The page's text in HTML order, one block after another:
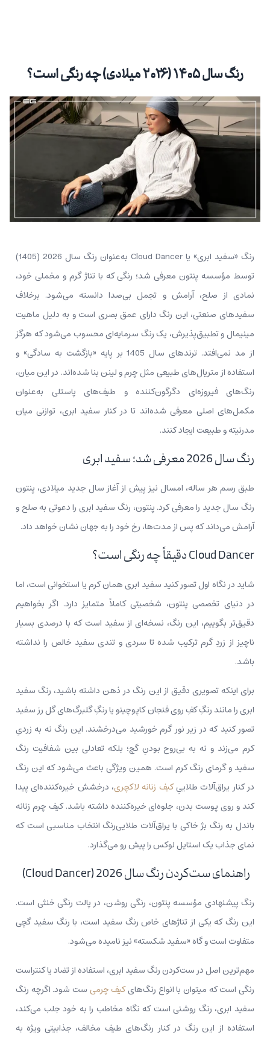
رنگ سال ۱۴۰۵ (۲۰۲۶ میلادی) چه رنگی است؟
رنگ «سفید ابری» یا Cloud Dancer به‌عنوان رنگ سال 2026 (1405)
توسط مؤسسه پنتون معرفی شد؛ رنگی که با تناژ گرم و مخملی خود،
نمادی از صلح، آرامش و تجمل بی‌صدا دانسته می‌شود. برخلاف
سفیدهای صنعتی، این رنگ دارای عمق بصری است و به دلیل ماهیت
مینیمال و تطبیق‌پذیرش، یک رنگ سرمایه‌ای محسوب می‌شود که هرگز
از مد نمی‌افتد. ترندهای سال 1405 بر پایه «بازگشت به‌ سادگی» و
استفاده از متریال‌های طبیعی مثل چرم و لینن بنا شده‌اند. در این میان،
رنگ‌های فیروزه‌ای دگرگون‌کننده و طیف‌های پاستلی به‌عنوان
مکمل‌های اصلی معرفی شده‌اند تا در کنار سفید ابری، توازنی میان
مدرنیته و طبیعت ایجاد کنند.
رنگ سال 2026 معرفی شد؛ سفید ابری
طبق رسم هر ساله، امسال نیز پیش از آغاز سال جدید میلادی، پنتون
رنگ سال جدید را معرفی کرد. پنتون، رنگ سفید ابری را دعوتی به صلح و
آرامش می‌داند که پس از مدت‌ها، رخ خود را به جهان نشان خواهد داد.
Cloud Dancer دقیقاً چه رنگی است؟
شاید در نگاه اول تصور کنید سفید ابری همان کرم یا استخوانی است، اما
در دنیای تخصصی پنتون، شخصیتی کاملاً متمایز دارد. اگر بخواهیم
دقیق‌تر بگوییم، این رنگ، نسخه‌ای از سفید است که با درصدی بسیار
ناچیز از زردِ گرم ترکیب شده تا سردی و تندی سفید خالص را نداشته
باشد.
برای اینکه تصویری دقیق از این رنگ در ذهن داشته باشید، رنگ سفید
ابری را مانند رنگِ کفِ روی فنجان کاپوچینو یا رنگِ گلبرگ‌های گل رز سفید
تصور کنید که در زیر نور گرم خورشید می‌درخشند. این رنگ نه به زردیِ
کرم می‌زند و نه به بی‌روح بودنِ گچ؛ بلکه تعادلی بین شفافیت رنگ
سفید و گرمای رنگ کرم است. همین ویژگی باعث می‌شود که این رنگ
در کنار یراق‌آلات طلاییِکیف زنانه لاکچری، درخشش خیره‌کننده‌ای پیدا
کند و روی پوست بدن، جلوه‌ای خیره‌کننده داشته باشد. کیف چرم زنانه
باندل به رنگ بژ خاکی با یراق‌آلات طلایی‌رنگ انتخاب مناسبی است که
نمای جذاب یک استایل لوکس را پیش رو می‌گذارد.
راهنمای ست‌کردن رنگ سال 2026 (Cloud Dancer)
رنگ پیشنهادی مؤسسه پنتون، رنگی روشن، در پالت رنگی خنثی است.
این رنگ که یکی از تناژهای خاص رنگ سفید است، با رنگ سفید گچی
متفاوت است و گاه «سفید شکسته» نیز نامیده می‌شود.
مهم‌ترین اصل در ست‌کردن رنگ سفید ابری، استفاده از تضاد یا کنتراست
رنگی است که میتوان با انواع رنگ‌هایکیف چرمی ست شود. اگرچه رنگ
سفید ابری، رنگ روشنی است که نگاه مخاطب را به خود جلب می‌کند،
استفاده از این رنگ در کنار رنگ‌های طیف مخالف، جذابیتی ویژه به